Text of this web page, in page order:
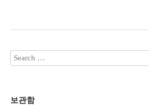
보관함